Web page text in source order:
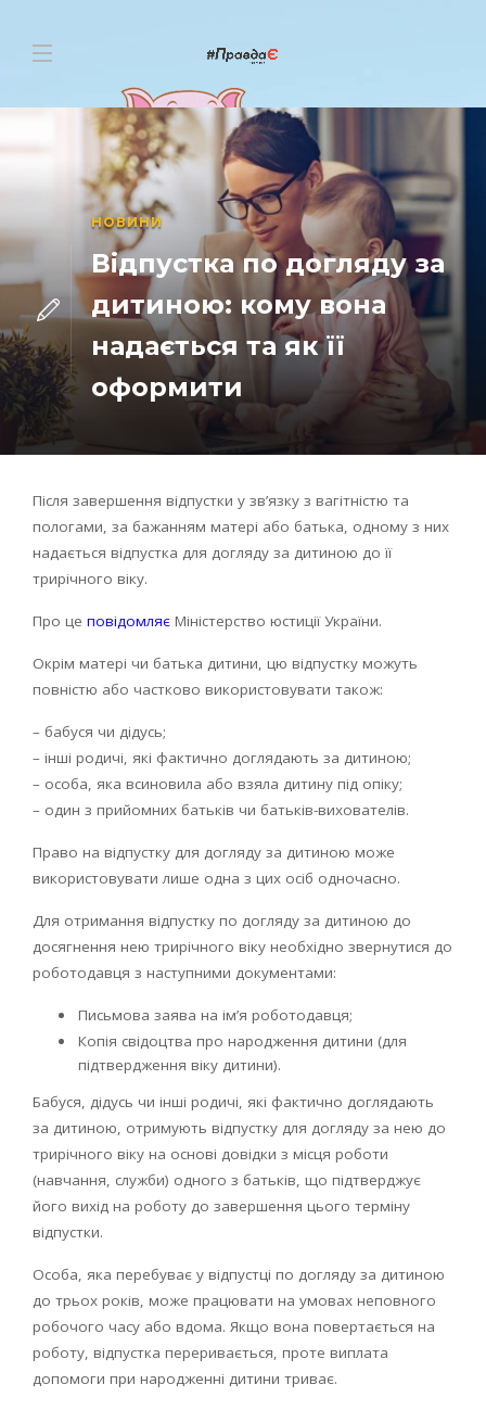
НОВИНИ
Відпустка по догляду за
дитиною: кому вона
надається та як її
оформити
Після завершення відпустки у зв’язку з вагітністю та
пологами, за бажанням матері або батька, одному з них
надається відпустка для догляду за дитиною до її
трирічного віку.
Про це повідомляє Міністерство юстиції України.
Окрім матері чи батька дитини, цю відпустку можуть
повністю або частково використовувати також:
– бабуся чи дідусь;
– інші родичі, які фактично доглядають за дитиною;
– особа, яка всиновила або взяла дитину під опіку;
– один з прийомних батьків чи батьків-вихователів.
Право на відпустку для догляду за дитиною може
використовувати лише одна з цих осіб одночасно.
Для отримання відпустку по догляду за дитиною до
досягнення нею трирічного віку необхідно звернутися до
роботодавця з наступними документами:
Письмова заява на ім’я роботодавця;
Копія свідоцтва про народження дитини (для
підтвердження віку дитини).
Бабуся, дідусь чи інші родичі, які фактично доглядають
за дитиною, отримують відпустку для догляду за нею до
трирічного віку на основі довідки з місця роботи
(навчання, служби) одного з батьків, що підтверджує
його вихід на роботу до завершення цього терміну
відпустки.
Особа, яка перебуває у відпустці по догляду за дитиною
до трьох років, може працювати на умовах неповного
робочого часу або вдома. Якщо вона повертається на
роботу, відпустка переривається, проте виплата
допомоги при народженні дитини триває.